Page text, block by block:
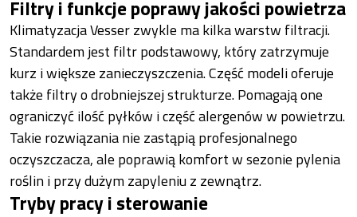
Filtry i funkcje poprawy jakości powietrza
Klimatyzacja Vesser zwykle ma kilka warstw filtracji.
Standardem jest filtr podstawowy, który zatrzymuje
kurz i większe zanieczyszczenia. Część modeli oferuje
także filtry o drobniejszej strukturze. Pomagają one
ograniczyć ilość pyłków i część alergenów w powietrzu.
Takie rozwiązania nie zastąpią profesjonalnego
oczyszczacza, ale poprawią komfort w sezonie pylenia
roślin i przy dużym zapyleniu z zewnątrz.
Tryby pracy i sterowanie